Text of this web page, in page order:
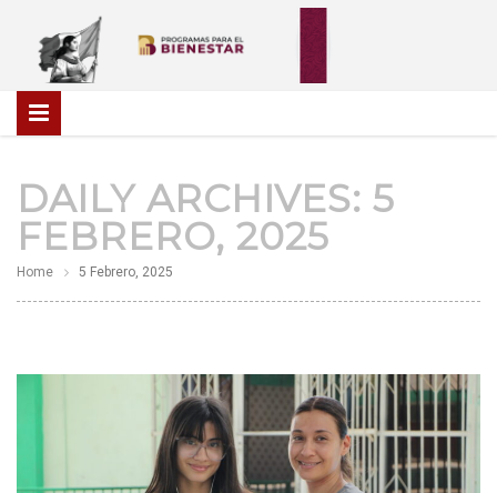
DAILY ARCHIVES: 5
FEBRERO, 2025
Home 5 Febrero, 2025